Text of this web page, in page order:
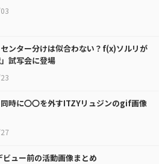
センター分けは似合わない？f(x)ソルリが
」試写会に登場
時に〇〇を外すITZYリュジンのgif画像
ビュー前の活動画像まとめ